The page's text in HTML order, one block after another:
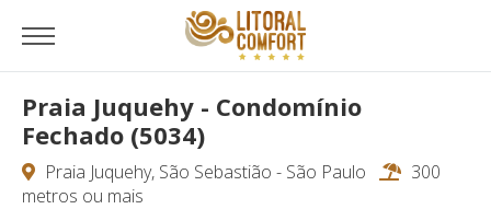
Praia Juquehy - Condomínio
Fechado (5034)
Praia Juquehy, São Sebastião - São Paulo
300
metros ou mais